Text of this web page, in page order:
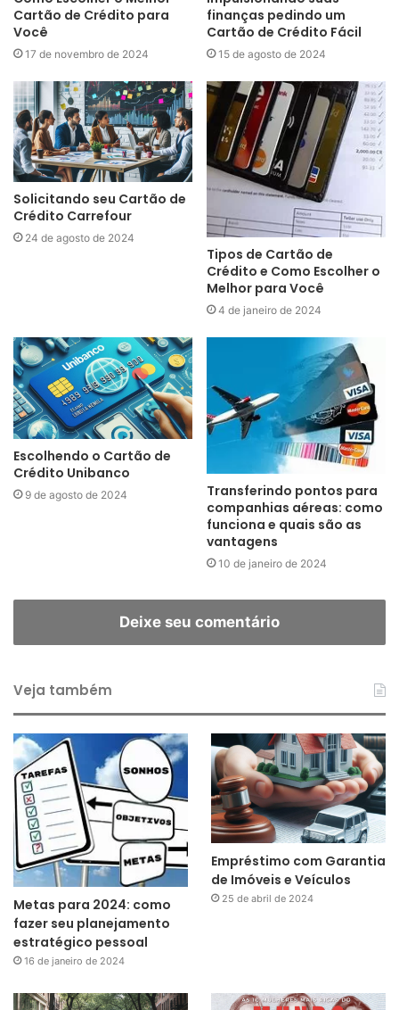
Cartão de Crédito para
Você
17 de novembro de 2024
finanças pedindo um
Cartão de Crédito Fácil
15 de agosto de 2024
Solicitando seu Cartão de
Crédito Carrefour
24 de agosto de 2024
Tipos de Cartão de
Crédito e Como Escolher o
Melhor para Você
4 de janeiro de 2024
Escolhendo o Cartão de
Crédito Unibanco
9 de agosto de 2024
Transferindo pontos para
companhias aéreas: como
funciona e quais são as
vantagens
10 de janeiro de 2024
Deixe seu comentário
Veja também
Metas para 2024: como
fazer seu planejamento
estratégico pessoal
16 de janeiro de 2024
Empréstimo com Garantia
de Imóveis e Veículos
25 de abril de 2024